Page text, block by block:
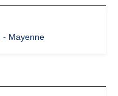
- Mayenne